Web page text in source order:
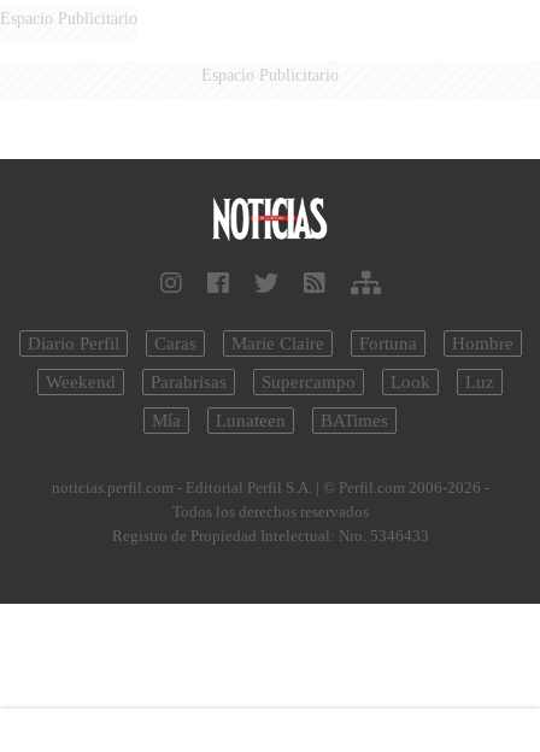
Espacio Publicitario
Espacio Publicitario
Diario Perfil Caras Marie Claire Fortuna
Hombre
Weekend
Parabrisas Supercampo Look
Luz
Mía
Lunateen BATimes
noticias.perfil.com - Editorial Perfil S.A. | © Perfil.com 2006-2026 -
Todos los derechos reservados
Registro de Propiedad Intelectual: Nro. 5346433